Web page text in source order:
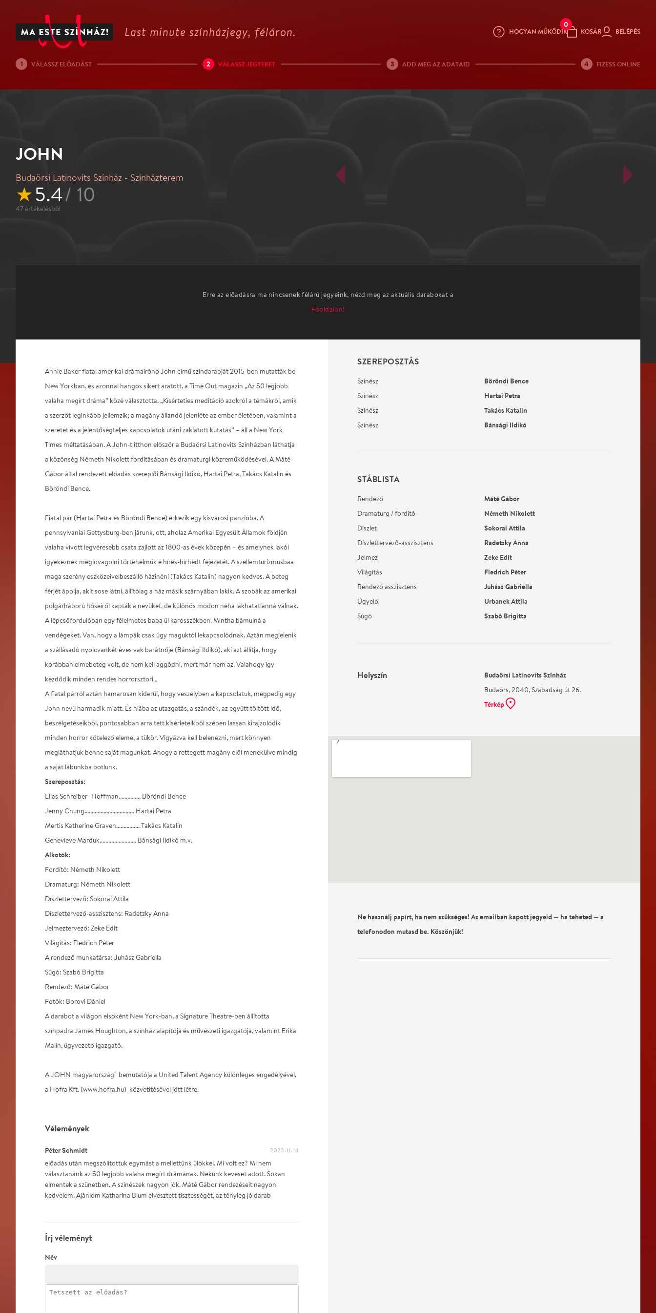
Last minute színházjegy, féláron. HOGYAN MŰKÖDIK
0
KOSÁR BELÉPÉS
1 VÁLASSZ ELŐADÁST 2 VÁLASSZ JEGYEKET 3 ADD MEG AZ ADATAID 4 FIZESS ONLINE
JOHN
Budaörsi Latinovits Színház - Színházterem
★5.4/ 10
47 értékelésből
Erre az előadásra ma nincsenek félárú jegyeink, nézd meg az aktuális darabokat a
Főoldalon!
Annie Baker fiatal amerikai drámaírónő John című színdarabját 2015-ben mutatták be
New Yorkban, és azonnal hangos sikert aratott, a Time Out magazin „Az 50 legjobb
valaha megírt dráma” közé választotta. „Kísérteties meditáció azokról a témákról, amik
a szerzőt leginkább jellemzik; a magány állandó jelenléte az ember életében, valamint a
szeretet és a jelentőségteljes kapcsolatok utáni zaklatott kutatás” – áll a New York
Times méltatásában. A John-t itthon először a Budaörsi Latinovits Színházban láthatja
a közönség Németh Nikolett fordításában és dramaturgi közreműködésével. A Máté
Gábor által rendezett előadás szereplői Bánsági Ildikó, Hartai Petra, Takács Katalin és
Böröndi Bence.
Fiatal pár (Hartai Petra és Böröndi Bence) érkezik egy kisvárosi panzióba. A
pennsylvaniai Gettysburg-ben járunk, ott, aholaz Amerikai Egyesült Államok földjén
valaha vívott legvéresebb csata zajlott az 1800-as évek közepén – és amelynek lakói
igyekeznek meglovagolni történelmük e híres-hírhedt fejezetét. A szellemturizmusbaa
maga szerény eszközeivelbeszálló házinéni (Takács Katalin) nagyon kedves. A beteg
férjét ápolja, akit sose látni, állítólag a ház másik szárnyában lakik. A szobák az amerikai
polgárháború hőseiről kapták a nevüket, de különös módon néha lakhatatlanná válnak.
A lépcsőfordulóban egy félelmetes baba ül karosszékben. Mintha bámulná a
vendégeket. Van, hogy a lámpák csak úgy maguktól lekapcsolódnak. Aztán megjelenik
a szállásadó nyolcvankét éves vak barátnője (Bánsági Ildikó), aki azt állítja, hogy
korábban elmebeteg volt, de nem kell aggódni, mert már nem az. Valahogy így
kezdődik minden rendes horrorsztori…
A fiatal párról aztán hamarosan kiderül, hogy veszélyben a kapcsolatuk, mégpedig egy
John nevű harmadik miatt. És hiába az utazgatás, a szándék, az együtt töltött idő,
beszélgetéseikből, pontosabban arra tett kísérleteikből szépen lassan kirajzolódik
minden horror kötelező eleme, a tükör. Vigyázva kell belenézni, mert könnyen
megláthatjuk benne saját magunkat. Ahogy a rettegett magány elől menekülve mindig
a saját lábunkba botlunk.
Szereposztás:
Elias Schreiber–Hoffman............... Böröndi Bence
Jenny Chung.................................. Hartai Petra
Mertis Katherine Graven................ Takács Katalin
Genevieve Marduk......................... Bánsági Ildikó m.v.
Alkotók:
Fordító: Németh Nikolett
Dramaturg: Németh Nikolett
Díszlettervező: Sokorai Attila
Díszlettervező-asszisztens: Radetzky Anna
Jelmeztervező: Zeke Edit
Világítás: Fledrich Péter
A rendező munkatársa: Juhász Gabriella
Súgó: Szabó Brigitta
Rendező: Máté Gábor
Fotók: Borovi Dániel
A darabot a világon elsőként New York-ban, a Signature Theatre-ben állította
színpadra James Houghton, a színház alapítója és művészeti igazgatója, valamint Erika
Malin, ügyvezető igazgató.
A JOHN magyarországi bemutatója a United Talent Agency különleges engedélyével,
a Hofra Kft. (www.hofra.hu) közvetítésével jött létre.
SZEREPOSZTÁS
Színész Böröndi Bence
Színész Hartai Petra
Színész Takács Katalin
Színész Bánsági Ildikó
STÁBLISTA
Rendező Máté Gábor
Dramaturg / fordító Németh Nikolett
Díszlet Sokorai Attila
Díszlettervező-asszisztens Radetzky Anna
Jelmez Zeke Edit
Világítás Fledrich Péter
Rendező asszisztens Juhász Gabriella
Ügyelő Urbanek Attila
Súgó Szabó Brigitta
Helyszín Budaörsi Latinovits Színház
Budaörs, 2040, Szabadság út 26.
Térkép
Ne használj papírt, ha nem szükséges! Az emailban kapott jegyeid — ha teheted — a
telefonodon mutasd be. Köszönjük!
Vélemények
Péter Schmidt 2023-11-14
előadás után megszólítottuk egymást a mellettünk ülőkkel. Mi volt ez? Mi nem
választanánk az 50 legjobb valaha megírt drámának. Nekünk keveset adott. Sokan
elmentek a szünetben. A színészek nagyon jók. Máté Gábor rendezéseit nagyon
kedvelem. Ajánlom Katharina Blum elvesztett tisztességét, az tényleg jó darab
Írj véleményt
Név